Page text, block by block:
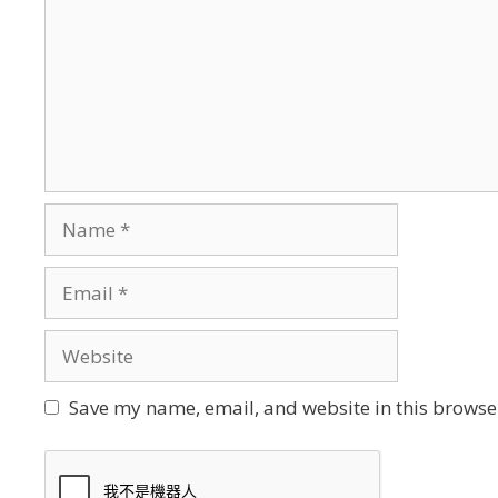
Save my name, email, and website in this